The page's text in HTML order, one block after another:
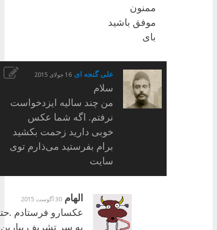
ممنون
موفق باشید
بای
علی گنجه ای 16 جولای 2015
سلام
من چند سالیه ایزدخواست
نرفتم. اگه شما عکس
خوبی دارید زحمت بکشید
برام بفرستید می‌ذارم توی
سایت
الهام 30 آگوست 2015
عکسارو فرستادم
یه سر تشریف بیارین